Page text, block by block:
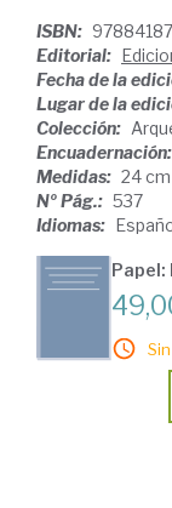
ISBN:
Editorial:
Fecha de la
Lugar de la
Colección:
Encuadernación:
Medidas: 24 cm
Nº Pág.: 537
Idiomas:
Papel: